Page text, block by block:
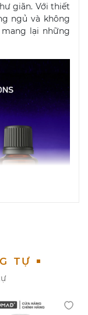
giãn. Với thiết
ngủ và không
mang lại những
TỰ